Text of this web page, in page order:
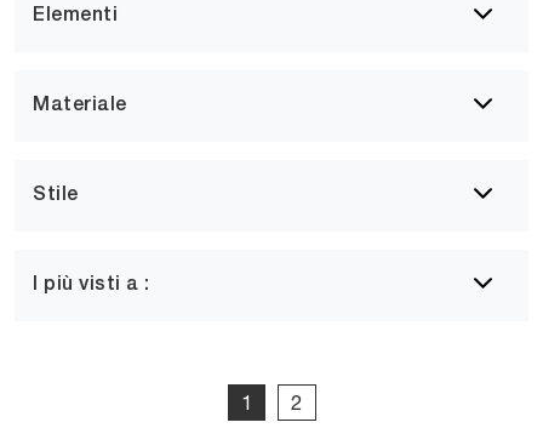
Elementi
Materiale
Stile
I più visti a :
1 2